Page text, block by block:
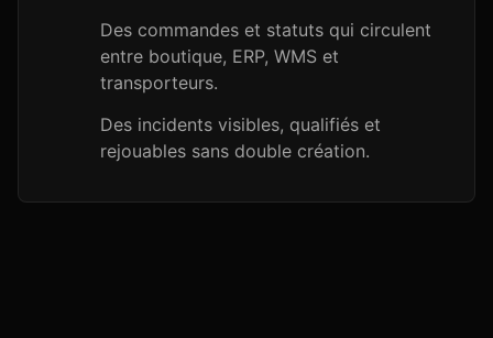
Des commandes et statuts qui circulent
entre boutique, ERP, WMS et
transporteurs.
Des incidents visibles, qualifiés et
rejouables sans double création.